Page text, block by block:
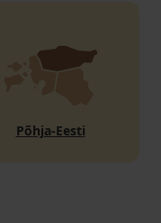
Põhja-Eesti